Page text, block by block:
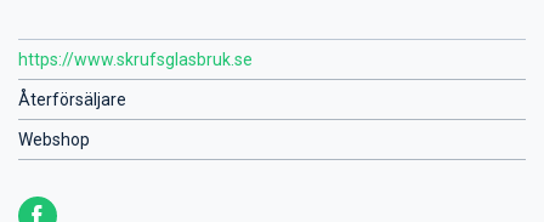
https://www.skrufsglasbruk.se
Återförsäljare
Webshop